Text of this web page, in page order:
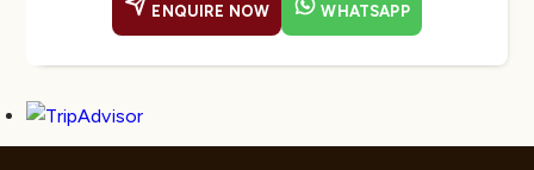
ENQUIRE NOW WHATSAPP